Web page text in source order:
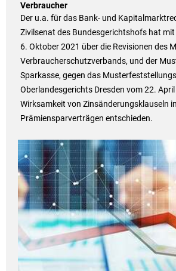
Verbraucher
Der u.a. für das Bank- und
Zivilsenat des Bundesgerichtshofs hat mit
6. Oktober 2021 über die Revisionen des
Verbraucherschutzverbands, und der
Sparkasse, gegen das
Oberlandesgerichts Dresden vom 22.
Wirksamkeit von Zinsänderungsklauseln in
Prämiensparverträgen entschieden.